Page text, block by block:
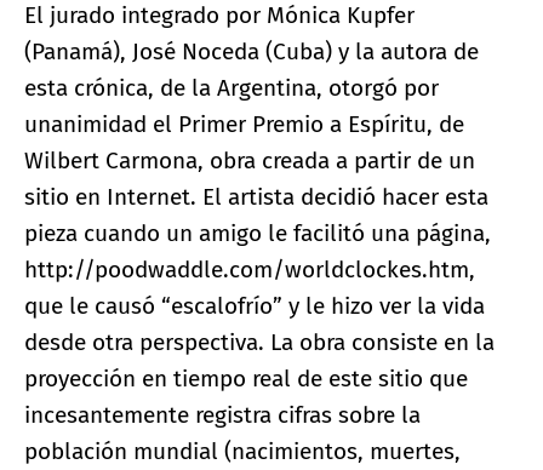
El jurado integrado por Mónica Kupfer
(Panamá), José Noceda (Cuba) y la autora de
esta crónica, de la Argentina, otorgó por
unanimidad el Primer Premio a Espíritu, de
Wilbert Carmona, obra creada a partir de un
sitio en Internet. El artista decidió hacer esta
pieza cuando un amigo le facilitó una página,
http://poodwaddle.com/worldclockes.htm,
que le causó “escalofrío” y le hizo ver la vida
desde otra perspectiva. La obra consiste en la
proyección en tiempo real de este sitio que
incesantemente registra cifras sobre la
población mundial (nacimientos, muertes,